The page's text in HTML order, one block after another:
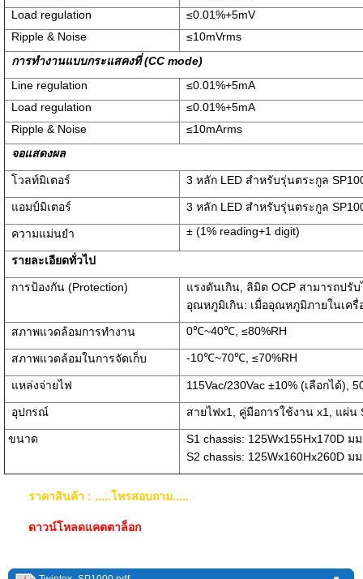
Load regulation
≤0.01%+5mV
Ripple & Noise
≤10mVrms
การทำงานแบบกระแสคงที่ (CC mode)
Line regulation
≤0.01%+5mA
Load regulation
≤0.01%+5mA
Ripple & Noise
≤10mArms
จอแสดงผล
โวลท์มิเตอร์ 3 หลัก LED สำหรับรุ่นตระกูล
แอมป์มิเตอร์ 3 หลัก LED สำหรับรุ่นตระกูล
ความแม่นยำ ± (1% reading+1 digit)
รายละเอียดทั่วไป
การป้องกัน (Protection)
แรงดันเกิน, ลิมิต OCP สามารถปรั
อุณหภูมิเกิน: เมื่ออุณหภูมิภายในเค
สภาพแวดล้อมการทำงาน 0℃~40℃, ≤80%RH
สภาพแวดล้อมในการจัดเก็บ -10℃~70℃, ≤70%RH
แหล่งจ่ายไฟ 115Vac/230Vac ±10% (เลือกได้),
อุปกรณ์ สายไฟx1, คู่มือการใช้งาน x1, แผ่น
ขนาด
S1 chassis: 125Wx155Hx170D ม
S2 chassis: 125Wx160Hx260D ม
ราคาสินค้า : .....โทรสอบถาม.....
ดาวน์โหลดแคตตาล็อก